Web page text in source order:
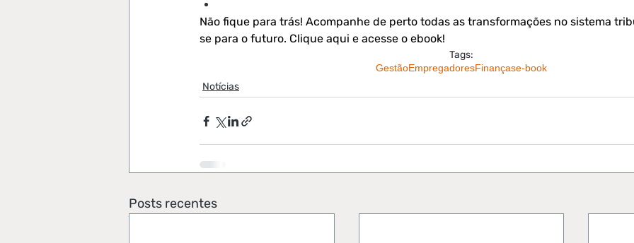
Não fique para trás! Acompanhe de perto todas as transformações no sistema
se para o futuro. Clique aqui e acesse o ebook!
Tags:
GestãoEmpregadoresFinançase-book
Notícias
Posts recentes